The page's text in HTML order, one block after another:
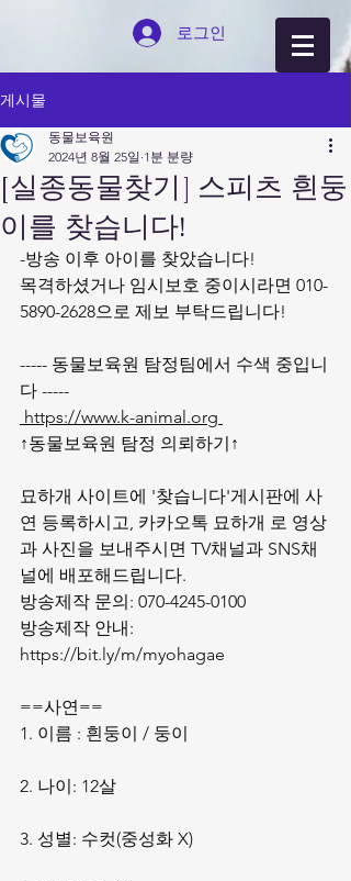
로그인
게시물
[실종동물찾기] 스피츠 흰둥
이를 찾습니다!
동물보육원
2024년 8월 25일 1분 분량
-방송 이후 아이를 찾았습니다!
목격하셨거나 임시보호 중이시라면 010-
5890-2628으로 제보 부탁드립니다!
----- 동물보육원 탐정팀에서 수색 중입니
다 -----
https://www.k-animal.org
↑동물보육원 탐정 의뢰하기↑
묘하개 사이트에 '찾습니다'게시판에 사
연 등록하시고, 카카오톡 묘하개 로 영상
과 사진을 보내주시면 TV채널과 SNS채
널에 배포해드립니다.
방송제작 문의: 070-4245-0100
방송제작 안내:
https://bit.ly/m/myohagae
==사연==
1. 이름 : 흰둥이 / 둥이
2. 나이: 12살
3. 성별: 수컷(중성화 X)